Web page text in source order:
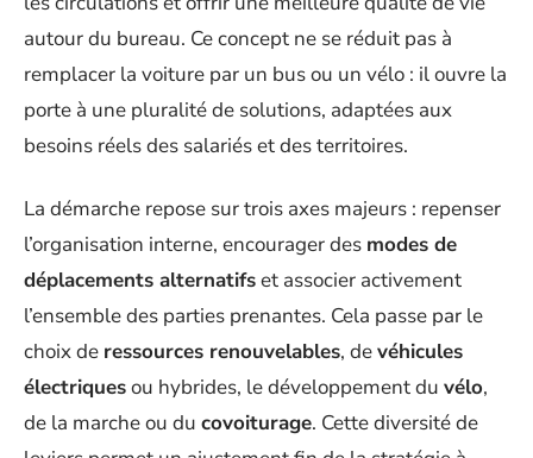
autour du bureau. Ce concept ne se réduit pas à
remplacer la voiture par un bus ou un vélo : il ouvre la
porte à une pluralité de solutions, adaptées aux
besoins réels des salariés et des territoires.
La démarche repose sur trois axes majeurs : repenser
l’organisation interne, encourager des modes de
déplacements alternatifset associer activement
l’ensemble des parties prenantes. Cela passe par le
choix de ressources renouvelables, devéhicules
électriquesou hybrides, le développement du vélo,
de la marche ou du covoiturage. Cette diversité de